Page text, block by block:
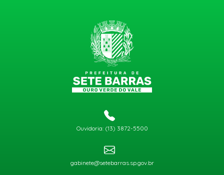
Ouvidoria: (13) 3872-5500
gabinete@setebarras.sp.gov.br